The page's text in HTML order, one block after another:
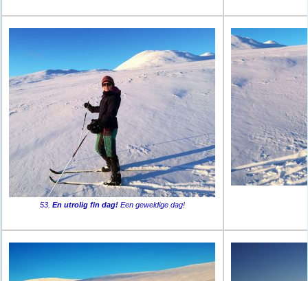
53. En utrolig fin dag!Een geweldige dag!